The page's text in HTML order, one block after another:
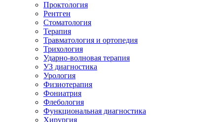
Проктология
Рентген
Стоматология
Терапия
Травматология и ортопедия
Трихология
Ударно-волновая терапия
УЗ диагностика
Урология
Физиотерапия
Фониатрия
Флебология
Функциональная диагностика
Хирургия